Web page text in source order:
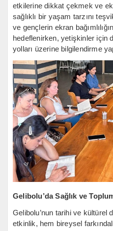
etkilerine dikkat çekmek ve
sağlıklı bir yaşam tarzını
ve gençlerin ekran
hedeflenirken, yetişkinler için
yolları üzerine bilgilendirme
Gelibolu’da Sağlık ve
Gelibolu’nun tarihi ve kültürel
etkinlik, hem bireysel